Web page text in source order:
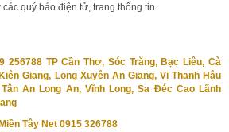
quý báo điện tử, trang thông tin.
256788 TP Cần Thơ, Sóc Trăng, Bạc Liêu, Cà
Giang, Long Xuyên An Giang, Vị Thanh Hậu
An Long An, Vĩnh Long, Sa Đéc Cao Lãnh
Tây Net 0915 326788